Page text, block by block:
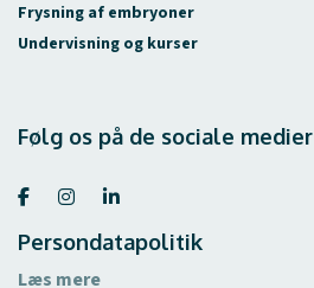
Frysning af embryoner
Undervisning og kurser
Følg os på de sociale medier
Persondatapolitik
Læs mere
Copyright © 2026 - VetEmbryo ApS